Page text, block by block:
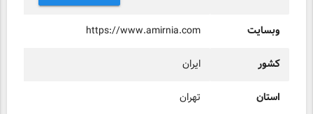
وبسایت https://www.amirnia.com
کشور ایران
استان تهران